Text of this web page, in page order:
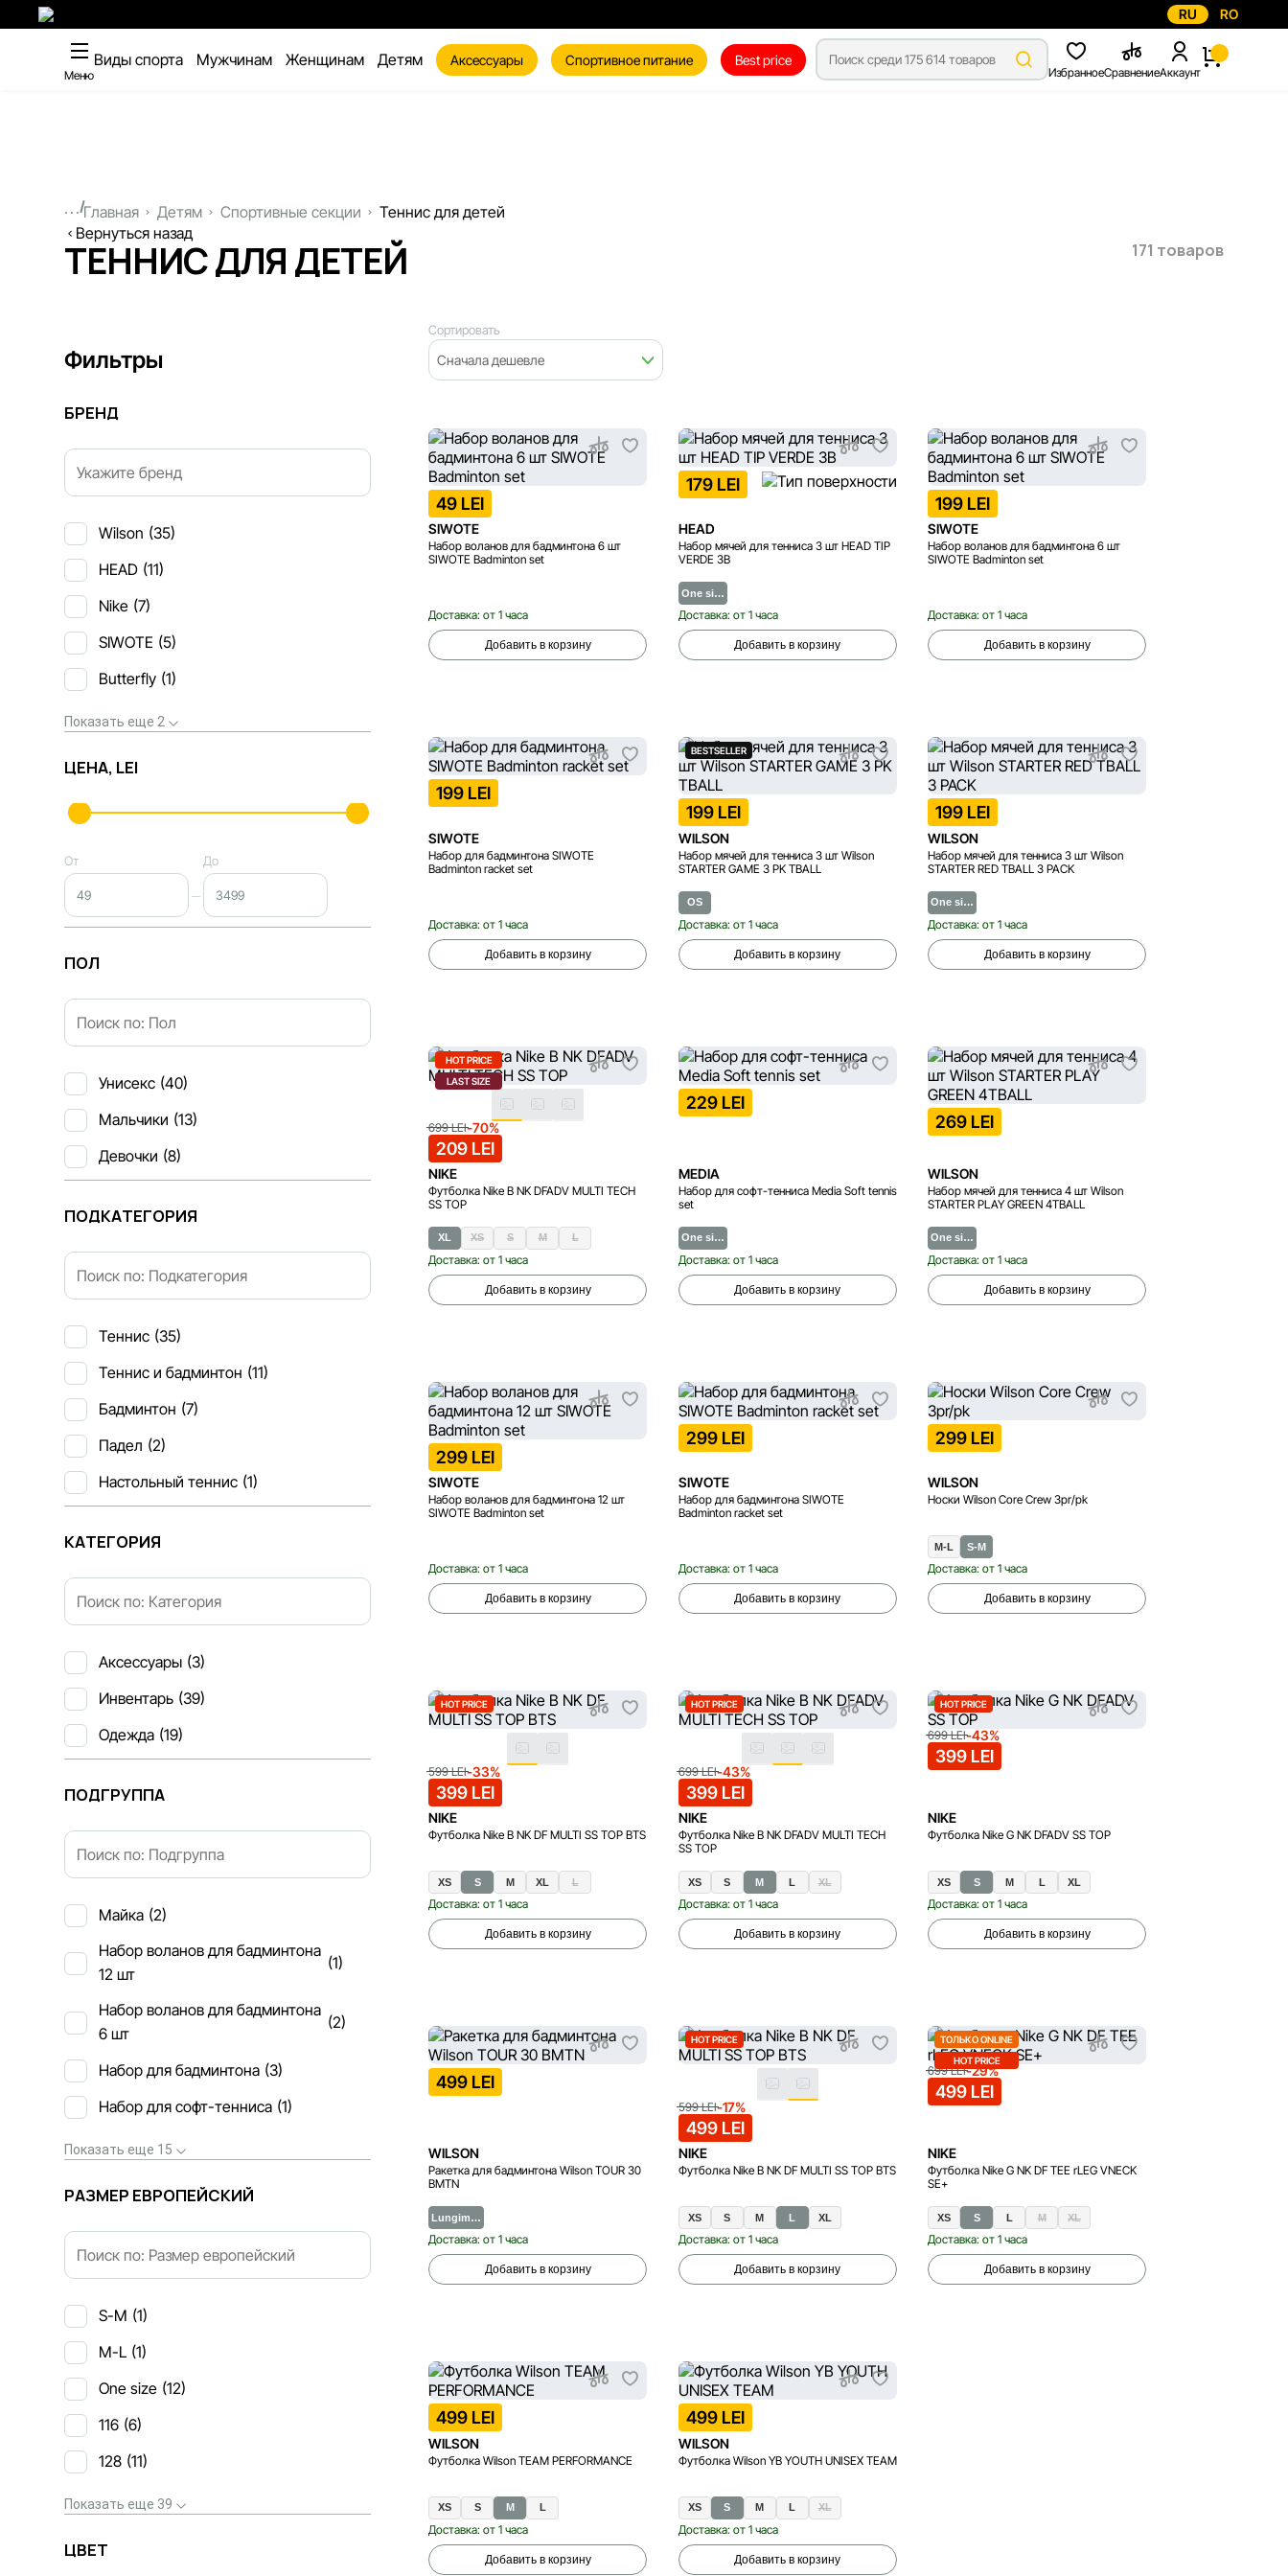
RU RO
Меню
Виды спорта Мужчинам Женщинам Детям Аксессуары Спортивное питание Best price
ИзбранноеСравнениеАккаунт
...Главная Детям Спортивные секции
Теннис для детей
Вернуться назад
ТЕННИС ДЛЯ ДЕТЕЙ 171 товаров
Фильтры
БРЕНД
Wilson (35)
HEAD (11)
Nike (7)
SIWOTE (5)
Butterfly (1)
Показать еще 2
ЦЕНА, LEI
От До
ПОЛ
Унисекс (40)
Мальчики (13)
Девочки (8)
ПОДКАТЕГОРИЯ
Теннис (35)
Теннис и бадминтон (11)
Бадминтон (7)
Падел (2)
Настольный теннис (1)
КАТЕГОРИЯ
Аксессуары (3)
Инвентарь (39)
Одежда (19)
ПОДГРУППА
Майка (2)
Набор воланов для бадминтона
12 шт
(1)
Набор воланов для бадминтона
6 шт
(2)
Набор для бадминтона (3)
Набор для софт-тенниса (1)
Показать еще 15
РАЗМЕР ЕВРОПЕЙСКИЙ
S-M (1)
M-L (1)
One size (12)
116 (6)
128 (11)
Показать еще 39
ЦВЕТ
Сортировать
Сначала дешевле
49 LEI
SIWOTE
Набор воланов для бадминтона 6 шт
SIWOTE Badminton set
Доставка: от 1 часа
Добавить в корзину
179 LEI
HEAD
Набор мячей для тенниса 3 шт HEAD TIP
VERDE 3B
One si…
Доставка: от 1 часа
Добавить в корзину
199 LEI
SIWOTE
Набор воланов для бадминтона 6 шт
SIWOTE Badminton set
Доставка: от 1 часа
Добавить в корзину
199 LEI
SIWOTE
Набор для бадминтона SIWOTE
Badminton racket set
Доставка: от 1 часа
Добавить в корзину
BESTSELLER
199 LEI
WILSON
Набор мячей для тенниса 3 шт Wilson
STARTER GAME 3 PK TBALL
OS
Доставка: от 1 часа
Добавить в корзину
199 LEI
WILSON
Набор мячей для тенниса 3 шт Wilson
STARTER RED TBALL 3 PACK
One si…
Доставка: от 1 часа
Добавить в корзину
HOT PRICE
LAST SIZE
699 LEI-70%
209 LEI
NIKE
Футболка Nike B NK DFADV MULTI TECH
SS TOP
XL XS S M L
Доставка: от 1 часа
Добавить в корзину
229 LEI
MEDIA
Набор для софт-тенниса Media Soft tennis
set
One si…
Доставка: от 1 часа
Добавить в корзину
269 LEI
WILSON
Набор мячей для тенниса 4 шт Wilson
STARTER PLAY GREEN 4TBALL
One si…
Доставка: от 1 часа
Добавить в корзину
299 LEI
SIWOTE
Набор воланов для бадминтона 12 шт
SIWOTE Badminton set
Доставка: от 1 часа
Добавить в корзину
299 LEI
SIWOTE
Набор для бадминтона SIWOTE
Badminton racket set
Доставка: от 1 часа
Добавить в корзину
299 LEI
WILSON
Носки Wilson Core Crew 3pr/pk
M-L S-M
Доставка: от 1 часа
Добавить в корзину
HOT PRICE
599 LEI-33%
399 LEI
NIKE
Футболка Nike B NK DF MULTI SS TOP BTS
XS S M XL L
Доставка: от 1 часа
Добавить в корзину
HOT PRICE
699 LEI-43%
399 LEI
NIKE
Футболка Nike B NK DFADV MULTI TECH
SS TOP
XS S M L XL
Доставка: от 1 часа
Добавить в корзину
HOT PRICE
699 LEI-43%
399 LEI
NIKE
Футболка Nike G NK DFADV SS TOP
XS S M L XL
Доставка: от 1 часа
Добавить в корзину
499 LEI
WILSON
Ракетка для бадминтона Wilson TOUR 30
BMTN
Lungim…
Доставка: от 1 часа
Добавить в корзину
HOT PRICE
599 LEI-17%
499 LEI
NIKE
Футболка Nike B NK DF MULTI SS TOP BTS
XS S M L XL
Доставка: от 1 часа
Добавить в корзину
ТОЛЬКО ONLINE
HOT PRICE
699 LEI-29%
499 LEI
NIKE
Футболка Nike G NK DF TEE rLEG VNECK
SE+
XS S L M XL
Доставка: от 1 часа
Добавить в корзину
499 LEI
WILSON
Футболка Wilson TEAM PERFORMANCE
XS S M L
Доставка: от 1 часа
Добавить в корзину
499 LEI
WILSON
Футболка Wilson YB YOUTH UNISEX TEAM
XS S M L XL
Доставка: от 1 часа
Добавить в корзину